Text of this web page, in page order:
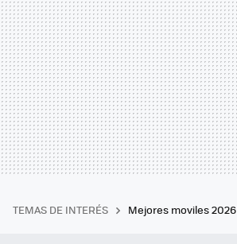
TEMAS DE INTERÉS Mejores moviles 2026